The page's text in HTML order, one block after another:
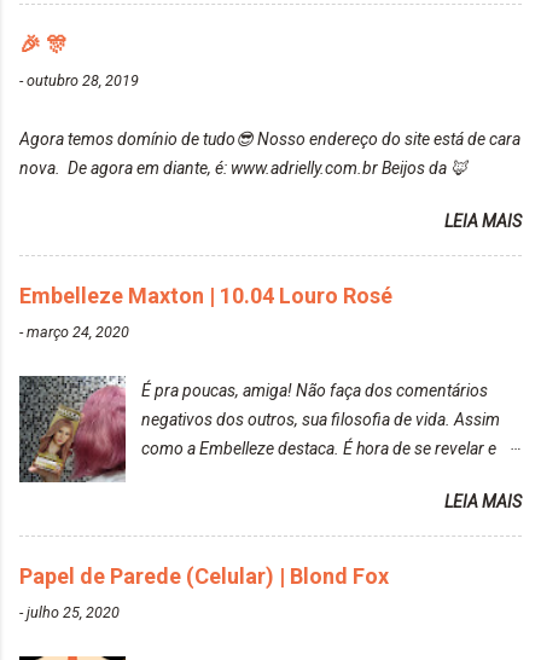
de inúmeras lavagens, meu cabelo teve um bom
desbotamento da cor, ele ficou um rosa bem suave,
DekapColor. Adorei o resultado da limpeza. Ficou
DekapColor "Minha mãe é lindaaaaa" Para quem
não conhece, o DekapColor é um p...
🎉 🎊
-outubro 28, 2019
Agora temos domínio de tudo😎 Nosso endereço do site está de cara
nova. De agora em diante, é: www.adrielly.com.br Beijos da 🦊
LEIA MAIS
Embelleze Maxton | 10.04 Louro Rosé
-março 24, 2020
É pra poucas, amiga! Não faça dos comentários
negativos dos outros, sua filosofia de vida. Assim
como a Embelleze destaca. É hora de se revelar e
vip Maxton liberdade para ser mais você Loiro Rosé
10.04. Após 30 minutos no cabelo, retirei o excesso
da tintura no banho e notei que os fios estavam
ressecados (Já ensinamos aqui no site, uma
LEIA MAIS
Papel de Parede (Celular) | Blond Fox
-julho 25, 2020